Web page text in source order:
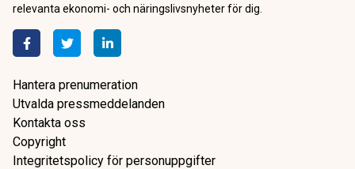
relevanta ekonomi- och näringslivsnyheter för dig.
Hantera prenumeration
Utvalda pressmeddelanden
Kontakta oss
Copyright
Integritetspolicy för personuppgifter